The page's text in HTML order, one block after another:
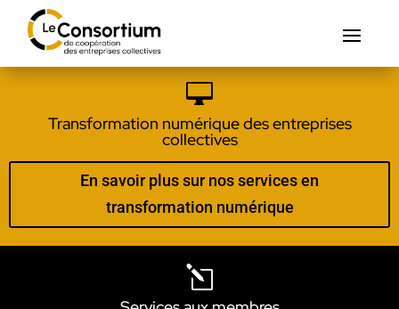

Transformation numérique des entreprises
collectives
En savoir plus sur nos services en
transformation numérique
l